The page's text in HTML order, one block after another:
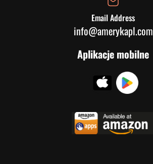
Email Address
info@amerykapl.com
Aplikacje mobilne